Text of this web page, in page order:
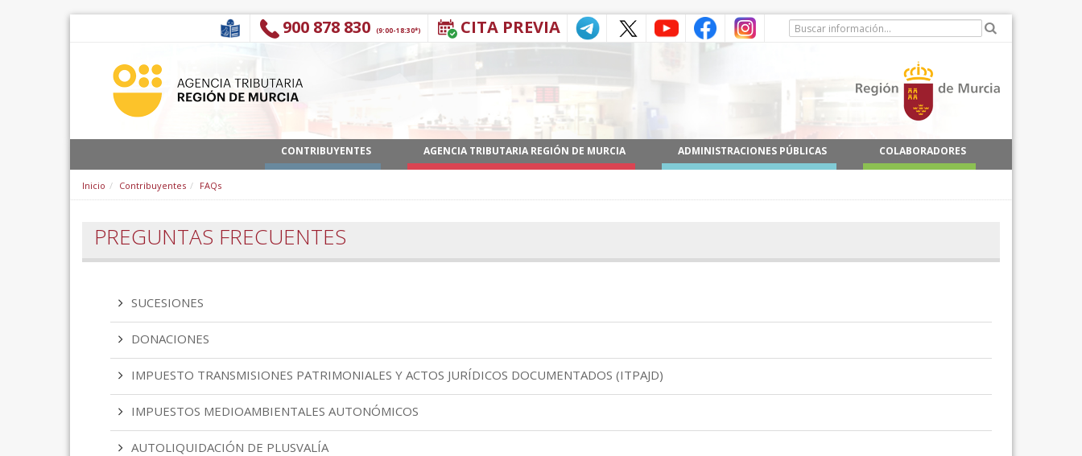
CITA PREVIA
900 878 830 (9:00-18:30*)
CONTRIBUYENTES AGENCIA TRIBUTARIA REGIÓN DE MURCIA ADMINISTRACIONES PÚBLICAS COLABORADORES
Inicio Contribuyentes FAQs
PREGUNTAS FRECUENTES
SUCESIONES
DONACIONES
IMPUESTO TRANSMISIONES PATRIMONIALES Y ACTOS JURÍDICOS DOCUMENTADOS (ITPAJD)
IMPUESTOS MEDIOAMBIENTALES AUTONÓMICOS
AUTOLIQUIDACIÓN DE PLUSVALÍA